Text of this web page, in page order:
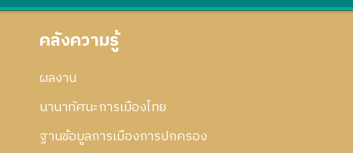
คลังความรู้
ผลงาน
นานาทัศนะการเมืองไทย
ฐานข้อมูลการเมืองการปกครอง